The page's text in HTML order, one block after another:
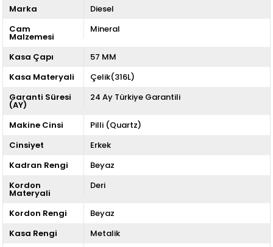
Marka
Diesel
Cam
Malzemesi
Mineral
Kasa Çapı
57 MM
Kasa Materyali
Çelik(316L)
Garanti Süresi
(AY)
24 Ay Türkiye Garantili
Makine Cinsi
Pilli (Quartz)
Cinsiyet
Erkek
Kadran Rengi
Beyaz
Kordon
Materyali
Deri
Kordon Rengi
Beyaz
Kasa Rengi
Metalik